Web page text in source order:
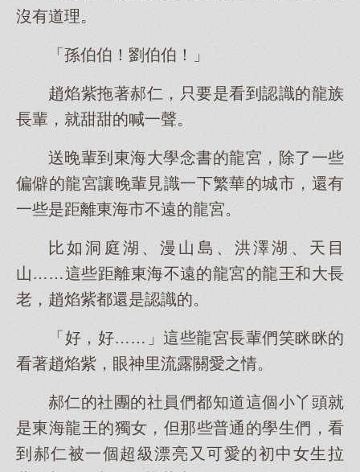
沒有道理。
「孫伯伯！劉伯伯！」
趙焰紫拖著郝仁，只要是看到認識的龍族
長輩，就甜甜的喊一聲。
送晚輩到東海大學念書的龍宮，除了一些
偏僻的龍宮讓晚輩見識一下繁華的城市，還有
一些是距離東海市不遠的龍宮。
比如洞庭湖、漫山島、洪澤湖、天目
山……這些距離東海不遠的龍宮的龍王和大長
老，趙焰紫都還是認識的。
「好，好……」這些龍宮長輩們笑眯眯的
看著趙焰紫，眼神里流露關愛之情。
郝仁的社團的社員們都知道這個小丫頭就
是東海龍王的獨女，但那些普通的學生們，看
到郝仁被一個超級漂亮又可愛的初中女生拉